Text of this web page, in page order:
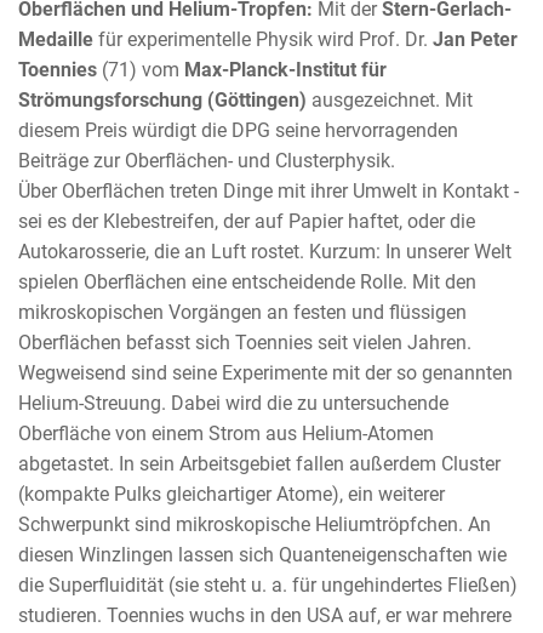
Oberflächen und Helium-Tropfen: Mit derStern-Gerlach-
Medaille für experimentelle Physik wird Prof. Dr. Jan Peter
Toennies (71) vom Max-Planck-Institut für
Strömungsforschung (Göttingen) ausgezeichnet. Mit
diesem Preis würdigt die DPG seine hervorragenden
Beiträge zur Oberflächen- und Clusterphysik.
Über Oberflächen treten Dinge mit ihrer Umwelt in Kontakt -
sei es der Klebestreifen, der auf Papier haftet, oder die
Autokarosserie, die an Luft rostet. Kurzum: In unserer Welt
spielen Oberflächen eine entscheidende Rolle. Mit den
mikroskopischen Vorgängen an festen und flüssigen
Oberflächen befasst sich Toennies seit vielen Jahren.
Wegweisend sind seine Experimente mit der so genannten
Helium-Streuung. Dabei wird die zu untersuchende
Oberfläche von einem Strom aus Helium-Atomen
abgetastet. In sein Arbeitsgebiet fallen außerdem Cluster
(kompakte Pulks gleichartiger Atome), ein weiterer
Schwerpunkt sind mikroskopische Heliumtröpfchen. An
diesen Winzlingen lassen sich Quanteneigenschaften wie
die Superfluidität (sie steht u. a. für ungehindertes Fließen)
studieren. Toennies wuchs in den USA auf, er war mehrere